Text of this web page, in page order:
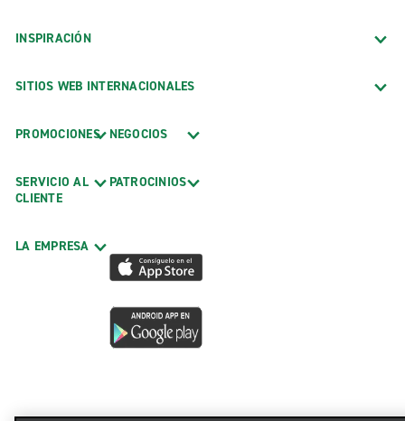
INSPIRACIÓN
SITIOS WEB INTERNACIONALES
PROMOCIONES
SERVICIO AL
CLIENTE
LA EMPRESA
NEGOCIOS
PATROCINIOS